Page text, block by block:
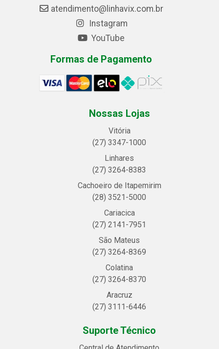
atendimento@linhavix.com.br
Instagram
YouTube
Formas de Pagamento
Nossas Lojas
Vitória
(27) 3347-1000
Linhares
(27) 3264-8383
Cachoeiro de Itapemirim
(28) 3521-5000
Cariacica
(27) 2141-7951
São Mateus
(27) 3264-8369
Colatina
(27) 3264-8370
Aracruz
(27) 3111-6446
Suporte Técnico